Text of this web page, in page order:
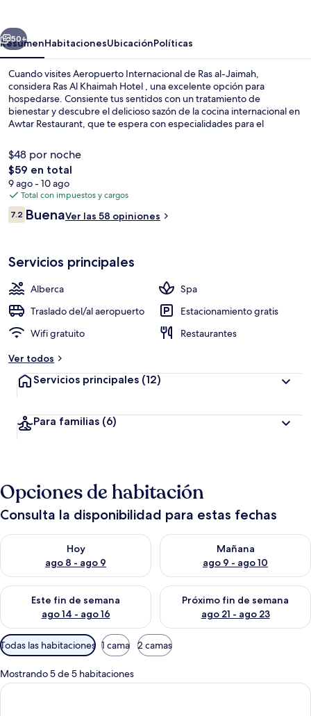
Siguiente
50+
ResumenHabitacionesUbicaciónPolíticas
Cuando visites Aeropuerto Internacional de Ras al-Jaimah,
considera Ras Al Khaimah Hotel , una excelente opción para
hospedarse. Consiente tus sentidos con un tratamiento de
bienestar y descubre el delicioso sazón de la cocina internacional en
Awtar Restaurant, que te espera con especialidades para el
destacar de este hotel de lujo son sus 2 albercas al aire libre, su
gimnasio y su sala de fitness abierta las 24 horas.
$48 por noche
El
precio
total
es
de
$59 en total
9 ago - 10 ago
Total con impuestos y cargos
Opiniones
7.27.2 de 10,
BuenaVer las 58 opiniones
Servicios principales
Alberca
Spa
Traslado del/al aeropuerto
Estacionamiento gratis
Wifi gratuito
Restaurantes
Ver todos
Servicios principales (12)
Para familias (6)
Opciones de habitación
Consulta la disponibilidad para estas fechas
Hoy
ago 8 - ago 9
Consulta la disponibilidad para hoy ago 8 - ago 9
Mañana
ago 9 - ago 10
Consulta la disponibilidad
Este fin de semana
ago 14 - ago 16
Consulta la disponibilidad para este fin de semana ago 14 -
Próximo fin de semana
ago 21 - ago 23
Consulta la disponibilidad
Filtros
disponibles
para
las
Todas las habitaciones 1 cama 2 camas
Mostrando 5 de 5 habitaciones